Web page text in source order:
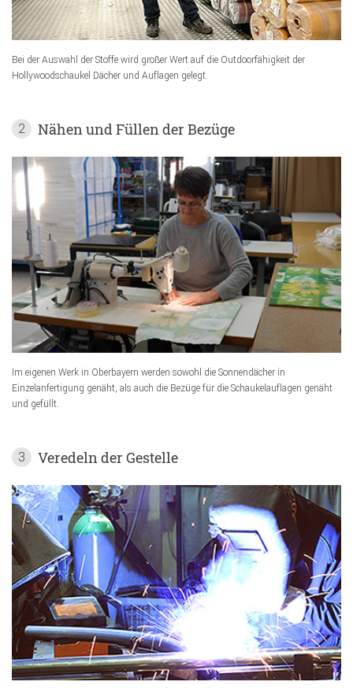
Bei der Auswahl der Stoffe wird großer Wert auf die Outdoorfähigkeit der
Hollywoodschaukel Dächer und Auflagen gelegt.
2 Nähen und Füllen der Bezüge
Im eigenen Werk in Oberbayern werden sowohl die Sonnendächer in
Einzelanfertigung genäht, als auch die Bezüge für die Schaukelauflagen genäht
und gefüllt.
3 Veredeln der Gestelle